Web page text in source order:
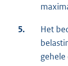
5.
Het
gehele